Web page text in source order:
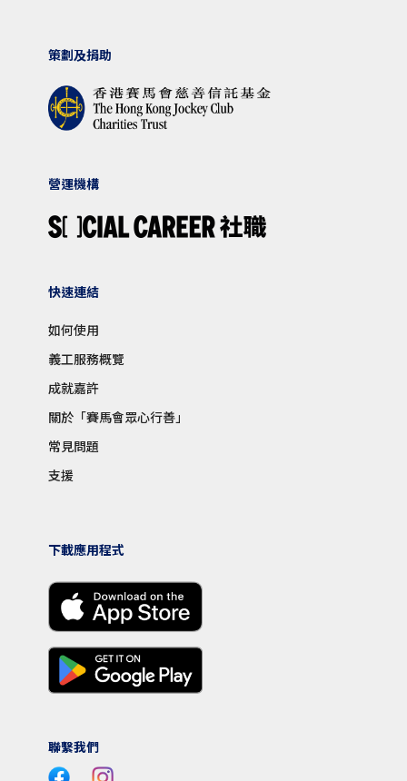
策劃及捐助
營運機構
快速連結
如何使用
義工服務概覽
成就嘉許
關於「賽馬會眾心行善」
常見問題
支援
下載應用程式
聯繫我們